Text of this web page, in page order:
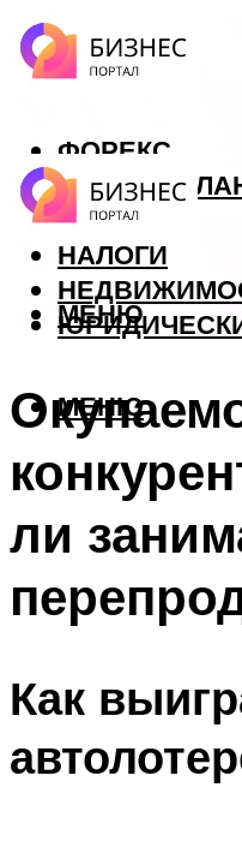
ФОРЕКС
БИЗНЕС
КРЕДИТЫ
НАЛОГИ
МЕНЮ
МЕНЮ
ли
Как